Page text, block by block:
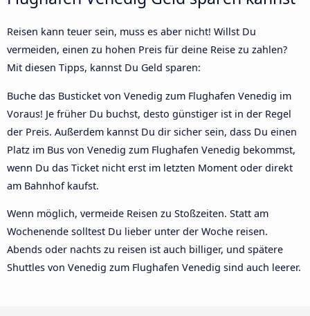
Reisen kann teuer sein, muss es aber nicht! Willst Du
vermeiden, einen zu hohen Preis für deine Reise zu zahlen?
Mit diesen Tipps, kannst Du Geld sparen:
Buche das Busticket von Venedig zum Flughafen Venedig im
Voraus! Je früher Du buchst, desto günstiger ist in der Regel
der Preis. Außerdem kannst Du dir sicher sein, dass Du einen
Platz im Bus von Venedig zum Flughafen Venedig bekommst,
wenn Du das Ticket nicht erst im letzten Moment oder direkt
am Bahnhof kaufst.
Wenn möglich, vermeide Reisen zu Stoßzeiten. Statt am
Wochenende solltest Du lieber unter der Woche reisen.
Abends oder nachts zu reisen ist auch billiger, und spätere
Shuttles von Venedig zum Flughafen Venedig sind auch leerer.